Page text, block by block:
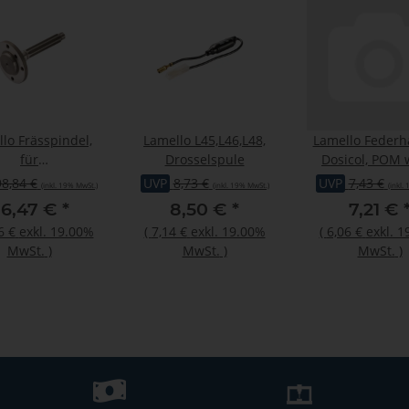
Frässpindel,
für
€ (inkl. 19% MwSt.)
€ *
€ exkl. 19.00%
MwSt. )
Lamello L45,L46,L48,
Drosselspule
UVP 8,73 € (inkl. 19% MwSt.)
8,50 € *
( 7,14 € exkl. 19.00%
MwSt. )
Lamello
Dosicol, POM
UVP 7,43 € (inkl.
7,21 € *
( 6,06 € exkl.
MwSt. )